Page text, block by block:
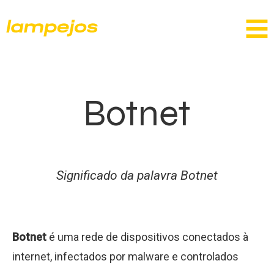
Botnet
Significado da palavra Botnet
Botnet é uma rede de dispositivos conectados à
internet, infectados por malware e controlados